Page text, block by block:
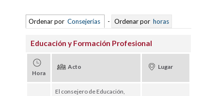
Ordenar por Consejerías - Ordenar por horas
Educación y Formación Profesional
Hora
Acto Lugar
El consejero de Educación,